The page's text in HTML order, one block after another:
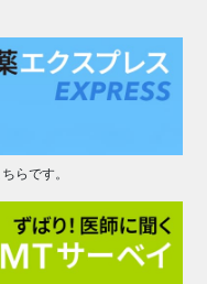
らです。